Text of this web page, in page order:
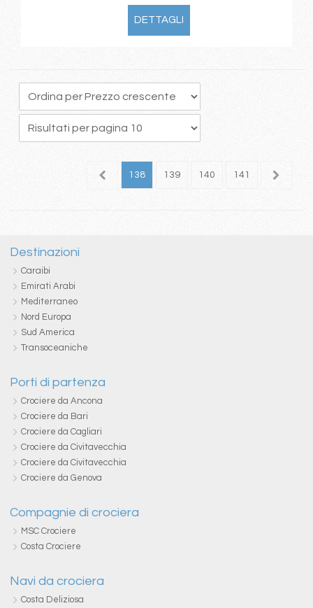
DETTAGLI
137 138 139 140 141 142
Destinazioni
Caraibi
Emirati Arabi
Mediterraneo
Nord Europa
Sud America
Transoceaniche
Porti di partenza
Crociere da Ancona
Crociere da Bari
Crociere da Cagliari
Crociere da Civitavecchia
Crociere da Civitavecchia
Crociere da Genova
Compagnie di crociera
MSC Crociere
Costa Crociere
Navi da crociera
Costa Deliziosa